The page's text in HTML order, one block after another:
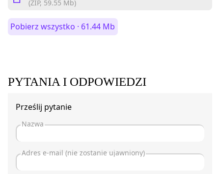
(ZIP, 59.55 Mb)
Pobierz wszystko · 61.44 Mb
PYTANIA I ODPOWIEDZI
Prześlij pytanie